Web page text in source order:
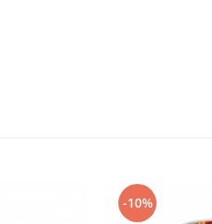
-10%